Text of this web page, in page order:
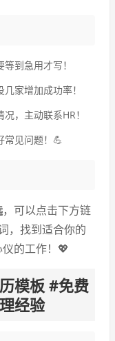
到急用才写！
家增加成功率！
，主动联系HR！
常见问题！💪
，可以点击下方链
，找到适合你的
的工作！💖
模板 #免费
经验